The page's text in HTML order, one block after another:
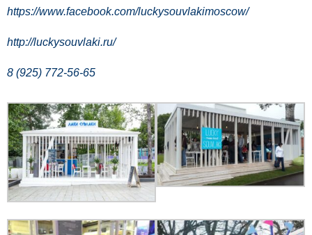
https://www.facebook.com/luckysouvlakimoscow/
http://luckysouvlaki.ru/
8 (925) 772-56-65